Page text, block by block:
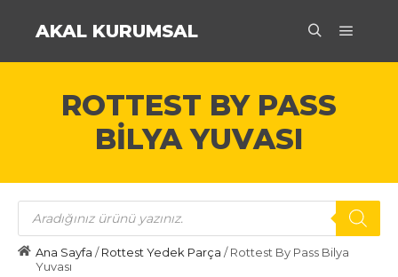
AKAL KURUMSAL
ROTTEST BY PASS
BILYA YUVASI
Products
search
Ana Sayfa /Rottest Yedek Parça / Rottest By Pass Bilya
Yuvası